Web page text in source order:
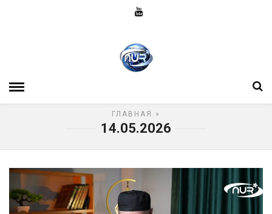
ГЛАВНАЯ »
14.05.2026